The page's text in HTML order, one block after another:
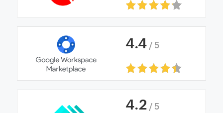
4.4 / 5
4.2 / 5